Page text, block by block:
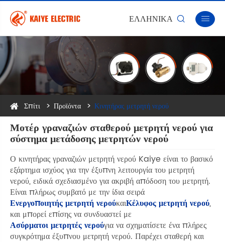
ΕΛΛΗΝΙΚΆ  
Σπίτι Προϊόντα Κινητήρας μετρητή νερού
Μοτέρ γραναζιών σταθερού μετρητή νερού για
σύστημα μετάδοσης μετρητών νερού
Ο κινητήρας γραναζιών μετρητή νερού Kaiye είναι το βασικό
εξάρτημα ισχύος για την έξυπνη λειτουργία του μετρητή
νερού, ειδικά σχεδιασμένο για ακριβή απόδοση του μετρητή.
Είναι πλήρως συμβατό με την ίδια σειρά
Ενεργοποιητής μετρητή νερούκαιΚέλυφος μετρητή νερού,
και μπορεί επίσης να συνδυαστεί με
Ασύρματοι μετρητές νερούγια να σχηματίσετε ένα πλήρες
συγκρότημα έξυπνου μετρητή νερού. Παρέχει σταθερή και